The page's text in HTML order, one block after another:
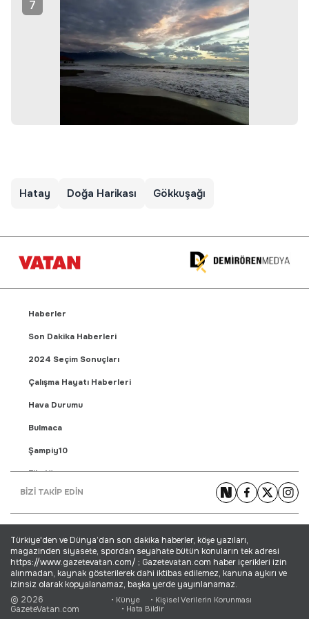
7
Hatay Doğa Harikası Gökkuşağı
Haberler
Son Dakika Haberleri
2024 Seçim Sonuçları
Çalışma Hayatı Haberleri
Hava Durumu
Bulmaca
Şampiy10
Fikstür
Puan Durumu
Yaşam Haberleri
Ekonomi Haberleri
Dünya Haberleri
Magazin Haberleri
BİZİ TAKİP EDİN
Türkiye'den ve Dünya’dan son dakika haberler, köşe yazıları,
magazinden siyasete, spordan seyahate bütün konuların tek adresi
https://www.gazetevatan.com/ ; Gazetevatan.com haber içerikleri izin
alınmadan, kaynak gösterilerek dahi iktibas edilemez, kanuna aykırı ve
izinsiz olarak kopyalanamaz, başka yerde yayınlanamaz.
© 2026
GazeteVatan.com
• Künye
• Kişisel Verilerin Korunması
• Hata Bildir